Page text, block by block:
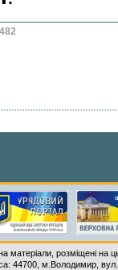
матеріали, розміщені на
44700, м.Володимир,